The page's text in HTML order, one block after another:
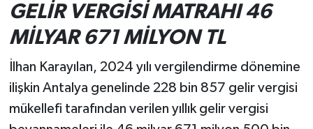
GELİR VERGİSİ MATRAHI 46
MİLYAR 671 MİLYON TL
İlhan Karayılan, 2024 yılı vergilendirme dönemine
ilişkin Antalya genelinde 228 bin 857 gelir vergisi
mükellefi tarafından verilen yıllık gelir vergisi